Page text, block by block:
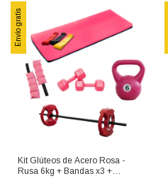
Envío gratis
Kit Glúteos de Acero Rosa -
Rusa 6kg + Bandas x3 +